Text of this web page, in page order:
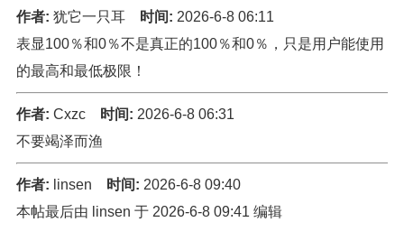
作者: 犹它一只耳 时间: 2026-6-8 06:11
表显100％和0％不是真正的100％和0％，只是用户能使用
的最高和最低极限！
作者: Cxzc 时间: 2026-6-8 06:31
不要竭泽而渔
作者: linsen 时间: 2026-6-8 09:40
本帖最后由 linsen 于 2026-6-8 09:41 编辑